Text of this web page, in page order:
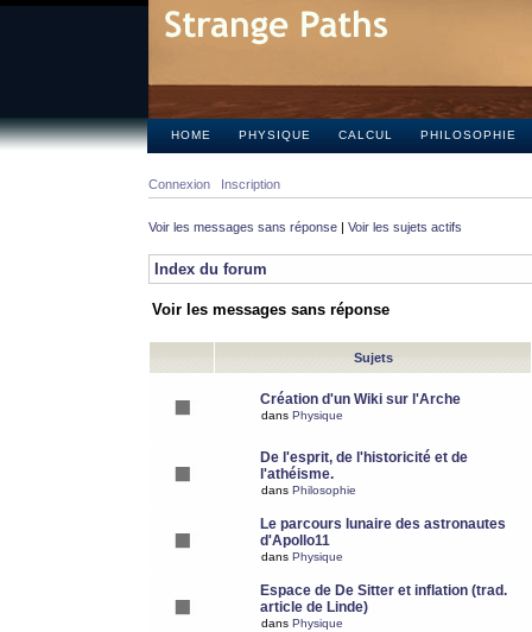
HOME PHYSIQUE CALCUL PHILOSOPHIE
Connexion Inscription
Voir les messages sans réponse | Voir les sujets actifs
Index du forum
Voir les messages sans réponse
Sujets
Création d'un Wiki sur l'Arche
dans Physique
De l'esprit, de l'historicité et de
l'athéisme.
dans Philosophie
Le parcours lunaire des astronautes
d'Apollo11
dans Physique
Espace de De Sitter et inflation (trad.
article de Linde)
dans Physique